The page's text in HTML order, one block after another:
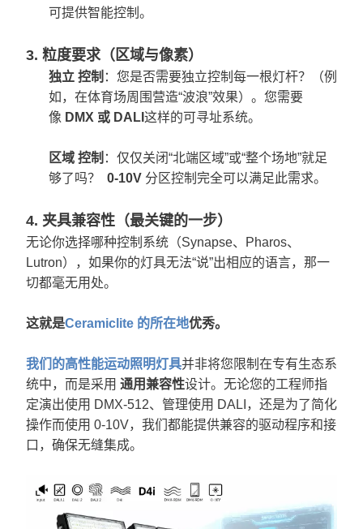
可提供智能控制。
3. 粒度要求（区域与像素）
独立 控制 ：您是否需要独立控制每一根灯杆？（例
如，在体育场周围营造“波浪”效果）。您需要
像 DMX 或 DALI 这样的可寻址系统。
区域 控制 ：仅仅关闭“北端区域”或“整个场地”就足
够了吗？ 0-10V 分区控制完全可以满足此需求。
4. 夹具兼容性（最关键的一步）
无论你选择哪种控制系统（Synapse、Pharos、
Lutron），如果你的灯具无法“说”出相应的语言，那一
切都毫无用处。
这就是Ceramiclite 的所在地优秀。
我们的高性能运动照明灯具并非将您限制在专有生态系
统中，而是采用 通用兼容性设计。无论您的工程师指
定演出使用 DMX-512、管理使用 DALI，还是为了简化
操作而使用 0-10V，我们都能提供兼容的驱动程序和接
口，确保无缝集成。